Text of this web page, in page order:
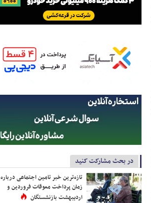
در بحث مشارکت کنید
تازه‌ترین خبر تامین اجتماعی درباره
زمان پرداخت معوقات فروردین و
اردیبهشت بازنشستگان